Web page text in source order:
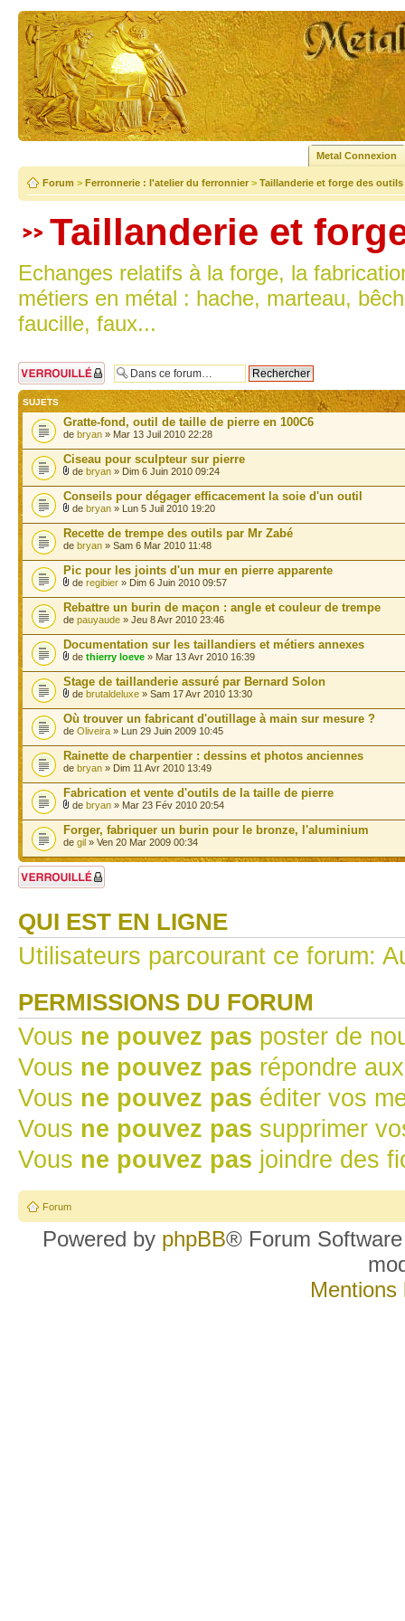
Metal Connexion
Forum > Ferronnerie : l'atelier du ferronnier > Taillanderie et forge des
Taillanderie et
Echanges relatifs à la forge, la
métiers en métal : hache, marteau,
faucille, faux...
Forum verrouillé
SUJETS
Gratte-fond, outil de taille de pierre en 100C6
de bryan » Mar 13 Juil 2010 22:28
Ciseau pour sculpteur sur pierre
de bryan » Dim 6 Juin 2010 09:24
Conseils pour dégager efficacement la soie d'un outil
de bryan » Lun 5 Juil 2010 19:20
Recette de trempe des outils par Mr Zabé
de bryan » Sam 6 Mar 2010 11:48
Pic pour les joints d'un mur en pierre apparente
de regibier » Dim 6 Juin 2010 09:57
Rebattre un burin de maçon : angle et couleur de trempe
de pauyaude » Jeu 8 Avr 2010 23:46
Documentation sur les taillandiers et métiers annexes
de thierry loeve » Mar 13 Avr 2010 16:39
Stage de taillanderie assuré par Bernard Solon
de brutaldeluxe » Sam 17 Avr 2010 13:30
Où trouver un fabricant d'outillage à main sur mesure ?
de Oliveira » Lun 29 Juin 2009 10:45
Rainette de charpentier : dessins et photos anciennes
de bryan » Dim 11 Avr 2010 13:49
Fabrication et vente d'outils de la taille de pierre
de bryan » Mar 23 Fév 2010 20:54
Forger, fabriquer un burin pour le bronze, l'aluminium
de gil » Ven 20 Mar 2009 00:34
Forum verrouillé
QUI EST EN LIGNE
Utilisateurs parcourant ce forum:
PERMISSIONS DU FORUM
Vous ne pouvez pas poster de
Vous ne pouvez pas répondre
Vous ne pouvez pas éditer vos
Vous ne pouvez pas supprimer
Vous ne pouvez pas joindre des
Forum
Powered by phpBB® Forum
Mentions